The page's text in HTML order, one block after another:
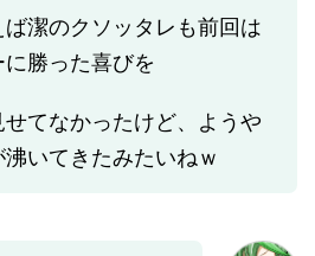
ば潔のクソッタレも前回は
に勝った喜びを
てなかったけど、ようや
沸いてきたみたいねｗ